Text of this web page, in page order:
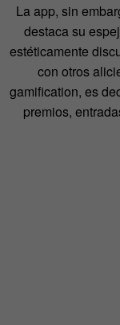
La app, sin
destaca su
estéticamente
con otros
gamification, es
premios,